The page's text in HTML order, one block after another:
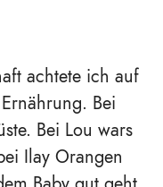
achtete ich auf
Bei
Bei Lou wars
Ilay Orangen